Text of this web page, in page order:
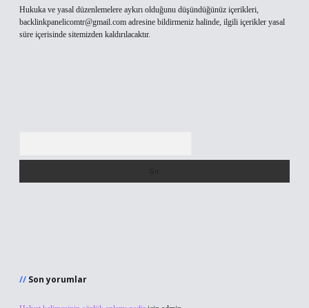
Hukuka ve yasal düzenlemelere aykırı olduğunu düşündüğünüz içerikleri,
backlinkpanelicomtr@gmail.com adresine bildirmeniz halinde, ilgili içerikler yasal
süre içerisinde sitemizden kaldırılacaktır.
Son yorumlar